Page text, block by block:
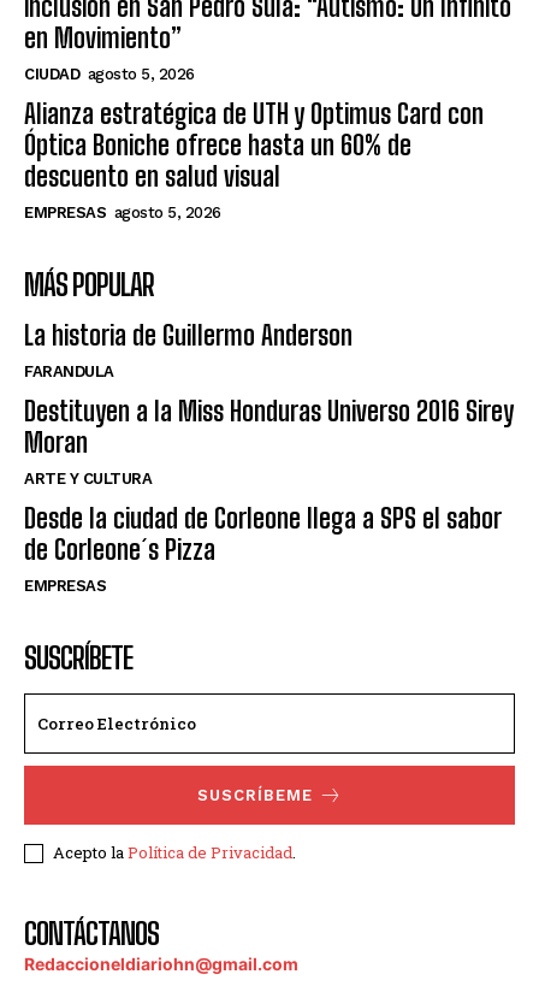
inclusión en San Pedro Sula: “Autismo: Un Infinito
en Movimiento”
CIUDAD agosto 5, 2026
Alianza estratégica de UTH y Optimus Card con
Óptica Boniche ofrece hasta un 60% de
descuento en salud visual
EMPRESAS agosto 5, 2026
MÁS POPULAR
La historia de Guillermo Anderson
FARANDULA
Destituyen a la Miss Honduras Universo 2016 Sirey
Moran
ARTE Y CULTURA
Desde la ciudad de Corleone llega a SPS el sabor
de Corleone´s Pizza
EMPRESAS
SUSCRÍBETE
SUSCRÍBEME
Acepto laPolítica de Privacidad.
CONTÁCTANOS
Redaccioneldiariohn@gmail.com